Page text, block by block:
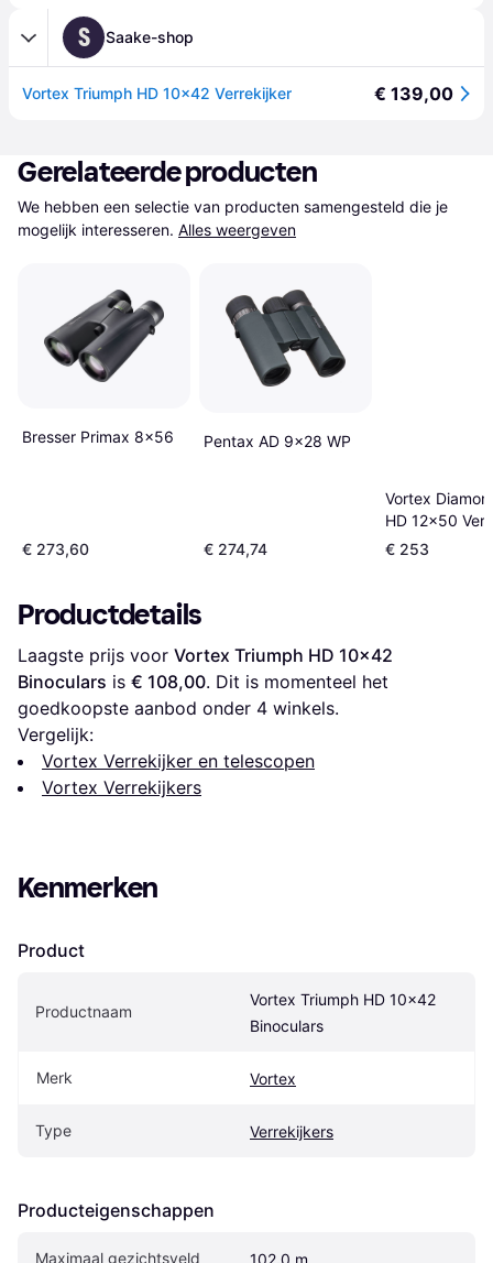
S Saake-shop
Vortex Triumph HD 10x42 Verrekijker € 139,00
Gerelateerde producten
We hebben een selectie van producten samengesteld die je
mogelijk interesseren. Alles weergeven
Bresser Primax 8x56
€ 273,60
Pentax AD 9x28 WP
€ 274,74
Vortex
HD 12x50
€ 253
Productdetails
Laagste prijs voor Vortex Triumph HD 10x42
Binoculars is € 108,00. Dit is momenteel het
goedkoopste aanbod onder 4 winkels.
Vergelijk:
Vortex Verrekijker en telescopen
Vortex Verrekijkers
Kenmerken
Product
Productnaam
Vortex Triumph HD 10x42
Binoculars
Merk Vortex
Type Verrekijkers
Producteigenschappen
Maximaal gezichtsveld